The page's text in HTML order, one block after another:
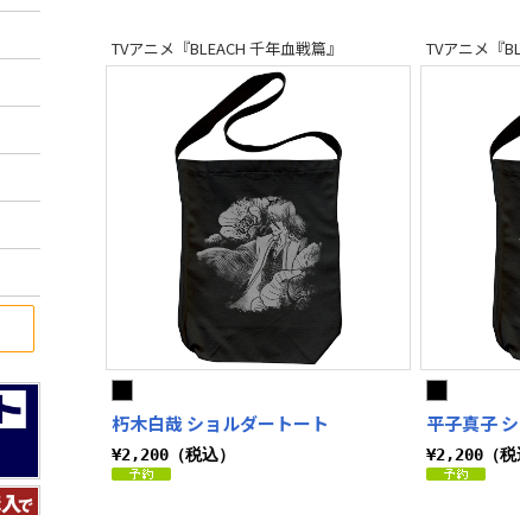
TVアニメ『BLEACH 千年血戦篇』
朽木白哉 ショルダートート
¥2,200（税込）
TVアニメ『
平子真子
¥2,200（税